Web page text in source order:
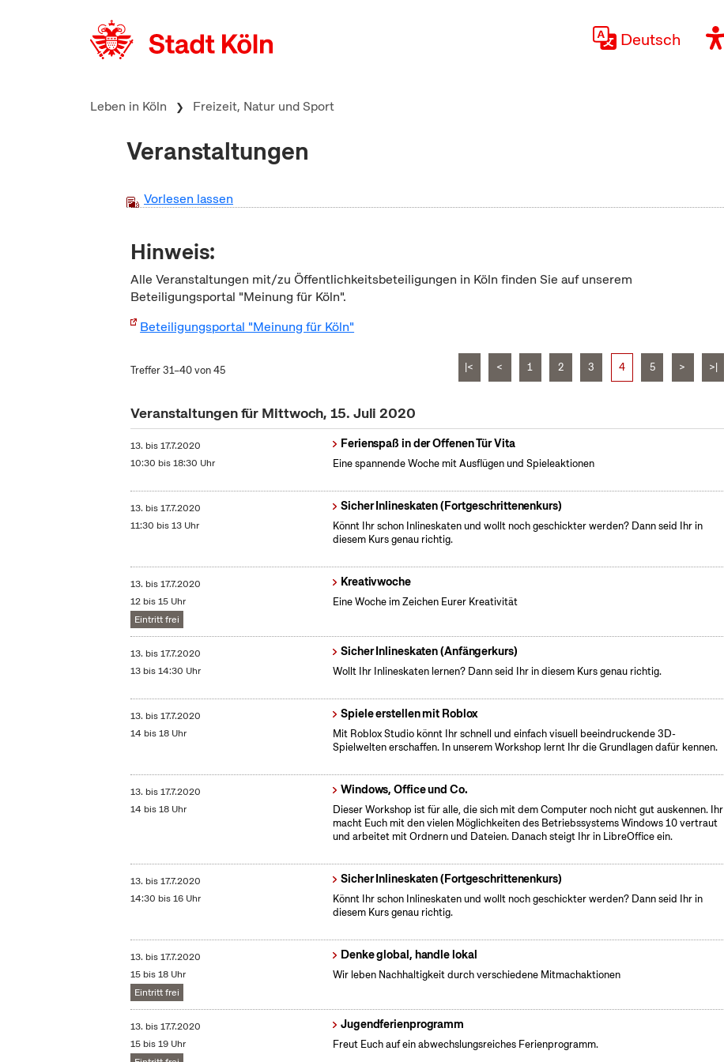
Deutsch
Leben in Köln Freizeit, Natur und Sport
Veranstaltungen
Vorlesen lassen
Hinweis:
Alle Veranstaltungen mit/zu Öffentlichkeitsbeteiligungen in Köln finden Sie auf unserem
Beteiligungsportal "Meinung für Köln".
Beteiligungsportal "Meinung für Köln"
Treffer 31–40 von 45 |< < 1 2 3 4 5 > >|
Veranstaltungen für Mittwoch, 15. Juli 2020
13. bis17.7.2020
10:30 bis 18:30 Uhr
Ferienspaß in der Offenen Tür Vita
Eine spannende Woche mit Ausflügen und Spieleaktionen
13. bis17.7.2020
11:30 bis 13 Uhr
Sicher Inlineskaten (Fortgeschrittenenkurs)
Könnt Ihr schon Inlineskaten und wollt noch geschickter werden? Dann seid Ihr in
diesem Kurs genau richtig.
13. bis17.7.2020
12 bis 15 Uhr
Eintritt frei
Kreativwoche
Eine Woche im Zeichen Eurer Kreativität
13. bis17.7.2020
13 bis 14:30 Uhr
Sicher Inlineskaten (Anfängerkurs)
Wollt Ihr Inlineskaten lernen? Dann seid Ihr in diesem Kurs genau richtig.
13. bis17.7.2020
14 bis 18 Uhr
Spiele erstellen mit Roblox
Mit Roblox Studio könnt Ihr schnell und einfach visuell beeindruckende 3D-
Spielwelten erschaffen. In unserem Workshop lernt Ihr die Grundlagen dafür kennen.
13. bis17.7.2020
14 bis 18 Uhr
Windows, Office und Co.
Dieser Workshop ist für alle, die sich mit dem Computer noch nicht gut auskennen. Ihr
macht Euch mit den vielen Möglichkeiten des Betriebssystems Windows 10 vertraut
und arbeitet mit Ordnern und Dateien. Danach steigt Ihr in LibreOffice ein.
13. bis17.7.2020
14:30 bis 16 Uhr
Sicher Inlineskaten (Fortgeschrittenenkurs)
Könnt Ihr schon Inlineskaten und wollt noch geschickter werden? Dann seid Ihr in
diesem Kurs genau richtig.
13. bis17.7.2020
15 bis 18 Uhr
Eintritt frei
Denke global, handle lokal
Wir leben Nachhaltigkeit durch verschiedene Mitmachaktionen
13. bis17.7.2020
15 bis 19 Uhr
Jugendferienprogramm
Freut Euch auf ein abwechslungsreiches Ferienprogramm.